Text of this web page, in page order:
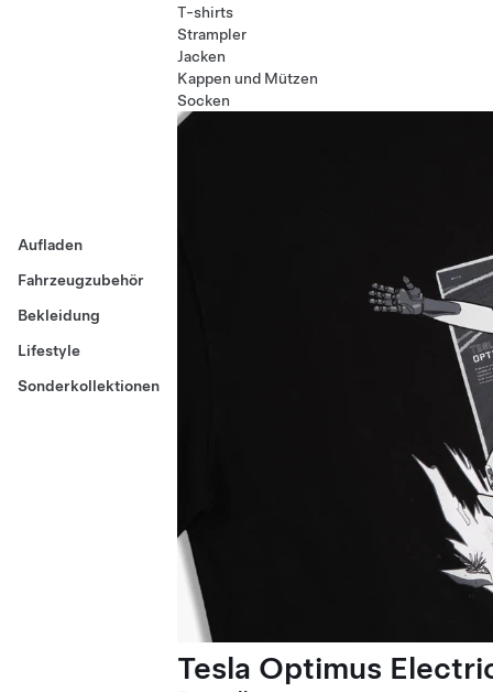
Aufladen
Fahrzeugzubehör
Bekleidung
Lifestyle
Sonderkollektionen
T-shirts
Strampler
Jacken
Kappen und Mützen
Socken
Tesla Optimus